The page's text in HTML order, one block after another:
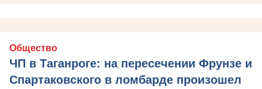
Общество
ЧП в Таганроге: на пересечении Фрунзе и
Спартаковского в ломбарде произошел